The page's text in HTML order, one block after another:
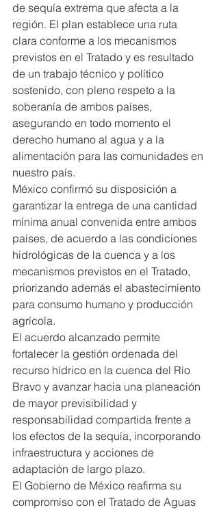
de sequía extrema que afecta a la
región. El plan establece una ruta
clara conforme a los mecanismos
previstos en el Tratado y es resultado
de un trabajo técnico y político
sostenido, con pleno respeto a la
soberanía de ambos países,
asegurando en todo momento el
derecho humano al agua y a la
alimentación para las comunidades en
nuestro país.
México confirmó su disposición a
garantizar la entrega de una cantidad
mínima anual convenida entre ambos
países, de acuerdo a las condiciones
hidrológicas de la cuenca y a los
mecanismos previstos en el Tratado,
priorizando además el abastecimiento
para consumo humano y producción
agrícola.
El acuerdo alcanzado permite
fortalecer la gestión ordenada del
recurso hídrico en la cuenca del Río
Bravo y avanzar hacia una planeación
de mayor previsibilidad y
responsabilidad compartida frente a
los efectos de la sequía, incorporando
infraestructura y acciones de
adaptación de largo plazo.
El Gobierno de México reafirma su
compromiso con el Tratado de Aguas